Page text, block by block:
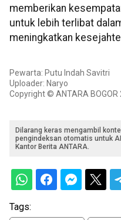
memberikan
untuk lebih terlibat
meningkatkan
Pewarta: Putu Indah Savitri
Uploader: Naryo
Copyright © ANTARA BOGOR
Dilarang keras mengambil
pengindeksan otomatis untuk
Kantor Berita ANTARA.
Tags: